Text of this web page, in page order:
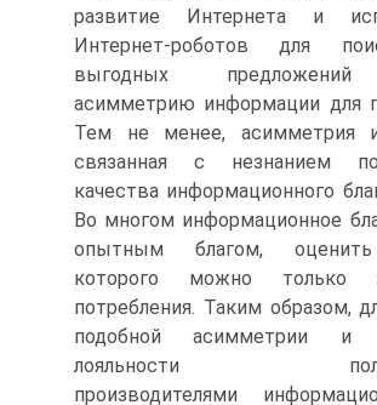
развитие Интернета и
Интернет-роботов для
выгодных
асимметрию информации для
Тем не менее, асимметрия
связанная с незнанием
качества информационного
Во многом информационное
опытным благом,
которого можно только
потребления. Таким образом,
подобной асимметрии и
лояльности
производителями